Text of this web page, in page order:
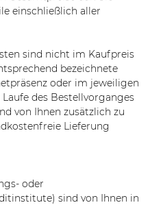
einschließlich aller
sind nicht im Kaufpreis
bezeichnete
oder im jeweiligen
des Bestellvorganges
von Ihnen zusätzlich zu
Lieferung
oder
sind von Ihnen in